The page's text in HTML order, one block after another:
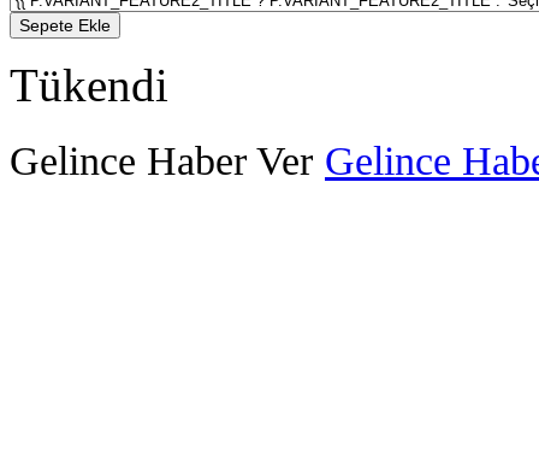
Sepete Ekle
Tükendi
Gelince Haber Ver Gelince